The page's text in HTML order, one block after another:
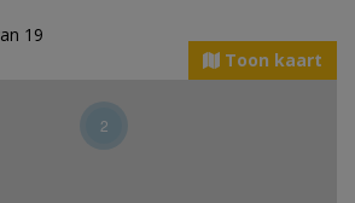
19
Toon kaart
2